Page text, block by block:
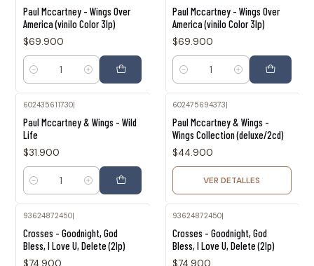
Paul Mccartney - Wings Over
America (vinilo Color 3lp)
$69.900
Cantidad
Paul Mccartney - Wings Over
America (vinilo Color 3lp)
$69.900
Cantidad
602435611730|
Paul Mccartney & Wings - Wild
Life
$31.900
Cantidad
602475694373
Paul Mccartney & Wings -
Wings Collection (deluxe/2cd)
$44.900
VER DETALLES
93624872450|
Crosses - Goodnight, God
Bless, I Love U, Delete (2lp)
$74.900
93624872450|
Crosses - Goodnight, God
Bless, I Love U, Delete (2lp)
$74.900